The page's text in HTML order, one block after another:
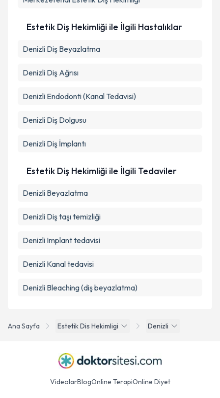
Ana Sayfa Estetik Dis Hekimligi Denizli
Estetik Diş Hekimliği ile İlgili Hastalıklar
Denizli Diş Beyazlatma
Denizli Diş Ağrısı
Denizli Endodonti (Kanal Tedavisi)
Denizli Diş Dolgusu
Denizli Diş İmplantı
Estetik Diş Hekimliği ile İlgili Tedaviler
Denizli Beyazlatma
Denizli Diş taşı temizliği
Denizli Implant tedavisi
Denizli Kanal tedavisi
Denizli Bleaching (diş beyazlatma)
VideolarBlogOnline TerapiOnline Diyet